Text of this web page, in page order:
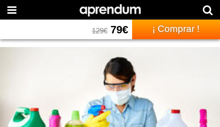
129€79€ ¡ Comprar !